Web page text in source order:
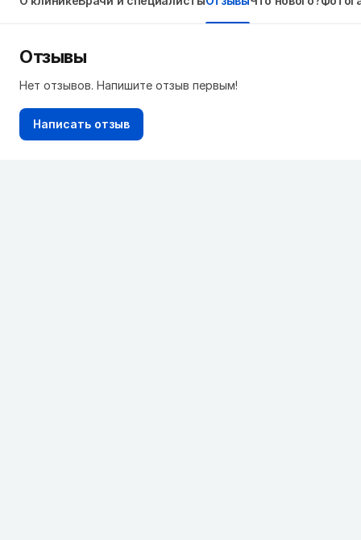
Отзывы
Нет отзывов. Напишите отзыв первым!
Написать отзыв